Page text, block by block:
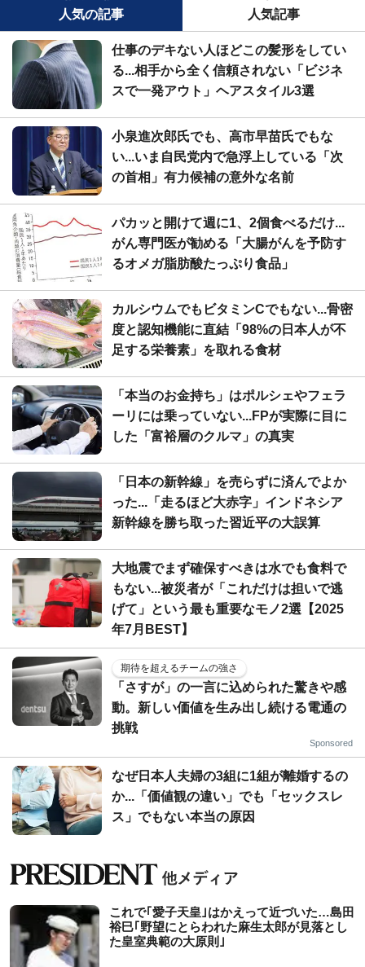
人気の記事
人気記事
仕事のデキない人ほどこの髪形をしてい
る...相手から全く信頼されない「ビジネ
スで一発アウト」ヘアスタイル3選
小泉進次郎氏でも、高市早苗氏でもな
い...いま自民党内で急浮上している「次
の首相」有力候補の意外な名前
パカッと開けて週に1、2個食べるだけ...
がん専門医が勧める「大腸がんを予防す
るオメガ脂肪酸たっぷり食品」
カルシウムでもビタミンCでもない...骨密
度と認知機能に直結「98%の日本人が不
足する栄養素」を取れる食材
「本当のお金持ち」はポルシェやフェラ
ーリには乗っていない...FPが実際に目に
した「富裕層のクルマ」の真実
「日本の新幹線」を売らずに済んでよか
った...「走るほど大赤字」インドネシア
新幹線を勝ち取った習近平の大誤算
大地震でまず確保すべきは水でも食料で
もない...被災者が「これだけは担いで逃
げて」という最も重要なモノ2選【2025
年7月BEST】
期待を超えるチームの強さ
「さすが」の一言に込められた驚きや感
動。新しい価値を生み出し続ける電通の
挑戦
Sponsored
なぜ日本人夫婦の3組に1組が離婚するの
か...「価値観の違い」でも「セックスレ
ス」でもない本当の原因
これで｢愛子天皇｣はかえって近づいた…島田
裕巳｢野望にとらわれた麻生太郎が見落とし
た皇室典範の大原則｣